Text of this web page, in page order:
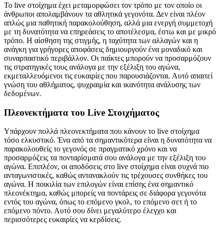
Το live στοίχημα έχει μεταμορφώσει τον τρόπο με τον οποίο οι
άνθρωποι απολαμβάνουν τα αθλητικά γεγονότα. Δεν είναι πλέον
απλώς μια παθητική παρακολούθηση, αλλά μια ενεργή συμμετοχή
με τη δυνατότητα να επηρεάσεις το αποτέλεσμα, έστω και με μικρό
τρόπο. Η αίσθηση της στιγμής, η ταχύτητα των αλλαγών και η
ανάγκη για γρήγορες αποφάσεις δημιουργούν ένα μοναδικό και
συναρπαστικό περιβάλλον. Οι παίκτες μπορούν να προσαρμόζουν
τις στρατηγικές τους ανάλογα με την εξέλιξη του αγώνα,
εκμεταλλευόμενοι τις ευκαιρίες που παρουσιάζονται. Αυτό απαιτεί
γνώση του αθλήματος, ψυχραιμία και ικανότητα ανάλυσης των
δεδομένων.
Πλεονεκτήματα του Live Στοιχήματος
Υπάρχουν πολλά πλεονεκτήματα που κάνουν το live στοίχημα
τόσο ελκυστικό. Ένα από τα σημαντικότερα είναι η δυνατότητα να
παρακολουθείς το γεγονός σε πραγματικό χρόνο και να
προσαρμόζεις τα πονταρίσματά σου ανάλογα με την εξέλιξη του
αγώνα. Επιπλέον, οι αποδόσεις στο live στοίχημα είναι συχνά πιο
ανταγωνιστικές, καθώς αντανακλούν τις τρέχουσες συνθήκες του
αγώνα. Η ποικιλία των επιλογών είναι επίσης ένα σημαντικό
πλεονέκτημα, καθώς μπορείς να ποντάρεις σε διάφορα γεγονότα
εντός του αγώνα, όπως το επόμενο γκολ, το επόμενο σετ ή το
επόμενο πόντο. Αυτό σου δίνει μεγαλύτερο έλεγχο και
περισσότερες ευκαιρίες να κερδίσεις.